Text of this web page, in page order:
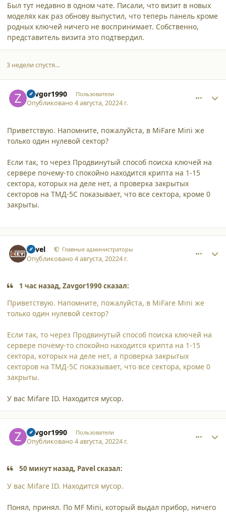
Был тут недавно в одном чате. Писали, что визит в новых
моделях как раз обнову выпустил, что теперь панель кроме
родных ключей ничего не воспринимает. Собственно,
представитель визита это подтвердил.
3 недели спустя...
Zavgor1990 Пользователи
Опубликовано4 августа, 20224 г.
Приветствую. Напомните, пожалуйста, в MiFare Mini же
только один нулевой сектор?
Если так, то через Продвинутый способ поиска ключей на
сервере почему-то спокойно находится крипта на 1-15
сектора, которых на деле нет, а проверка закрытых
секторов на ТМД-5С показывает, что все сектора, кроме 0
закрыты.
Pavel Главные администраторы
Опубликовано4 августа, 20224 г.
1 час назад, Zavgor1990 сказал:
Приветствую. Напомните, пожалуйста, в MiFare Mini же
только один нулевой сектор?
Если так, то через Продвинутый способ поиска ключей на
сервере почему-то спокойно находится крипта на 1-15
сектора, которых на деле нет, а проверка закрытых
секторов на ТМД-5С показывает, что все сектора, кроме 0
закрыты.
У вас Mifare ID. Находится мусор.
Zavgor1990 Пользователи
Опубликовано4 августа, 20224 г.
50 минут назад, Pavel сказал:
У вас Mifare ID. Находится мусор.
Понял, принял. По MF Mini, который выдал прибор, ничего